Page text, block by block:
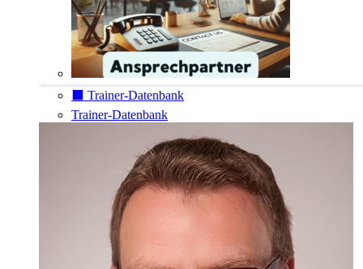
⬛️ Trainer-Datenbank
Trainer-Datenbank